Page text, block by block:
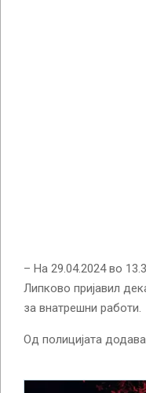
– На 29.04.2024 во
Липково пријавил
за внатрешни работи.
Од полицијата